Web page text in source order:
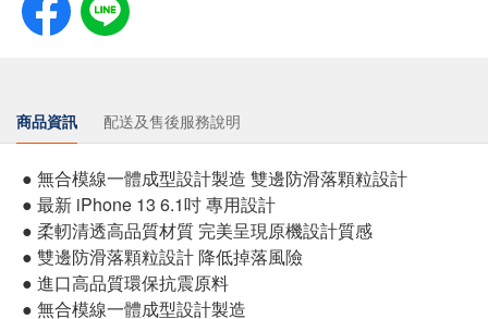
商品資訊 配送及售後服務說明
● 無合模線一體成型設計製造 雙邊防滑落顆粒設計
● 最新 iPhone 13 6.1吋 專用設計
● 柔軔清透高品質材質 完美呈現原機設計質感
● 雙邊防滑落顆粒設計 降低掉落風險
● 進口高品質環保抗震原料
● 無合模線一體成型設計製造